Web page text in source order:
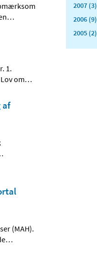
…
1.
om…
af
(MAH).
…
2007 (3)
2006 (9)
2005 (2)